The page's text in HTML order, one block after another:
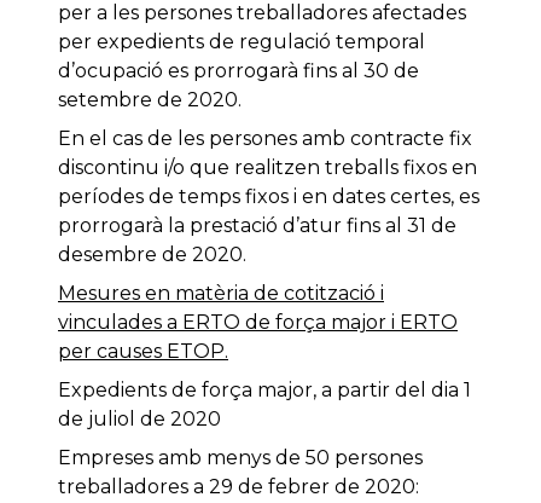
per a les persones treballadores afectades
per expedients de regulació temporal
d’ocupació es prorrogarà fins al 30 de
setembre de 2020.
En el cas de les persones amb contracte fix
discontinu i/o que realitzen treballs fixos en
períodes de temps fixos i en dates certes, es
prorrogarà la prestació d’atur fins al 31 de
desembre de 2020.
Mesures en matèria de cotització i
vinculades a ERTO de força major i ERTO
per causes ETOP.
Expedients de força major, a partir del dia 1
de juliol de 2020
Empreses amb menys de 50 persones
treballadores a 29 de febrer de 2020: